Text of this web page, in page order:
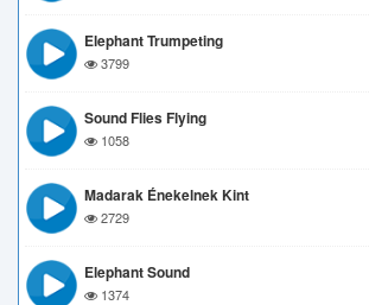
Elephant Trumpeting
3799
Sound Flies Flying
1058
Madarak Énekelnek Kint
2729
Elephant Sound
1374